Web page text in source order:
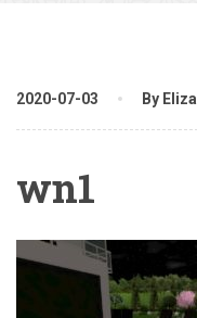
2020-07-03 By Eliza
wn1